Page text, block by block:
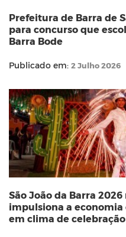
Prefeitura de Barra de
para concurso que
Barra Bode
Publicado em: 2 Julho 2026
São João da Barra
impulsiona a
em clima de celebração